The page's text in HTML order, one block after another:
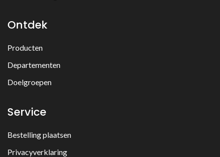
Ontdek
Producten
Departementen
Doelgroepen
Service
Bestelling plaatsen
Privacyverklaring